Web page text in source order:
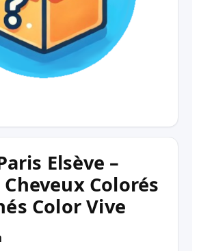
Elsève –
Colorés
Color Vive